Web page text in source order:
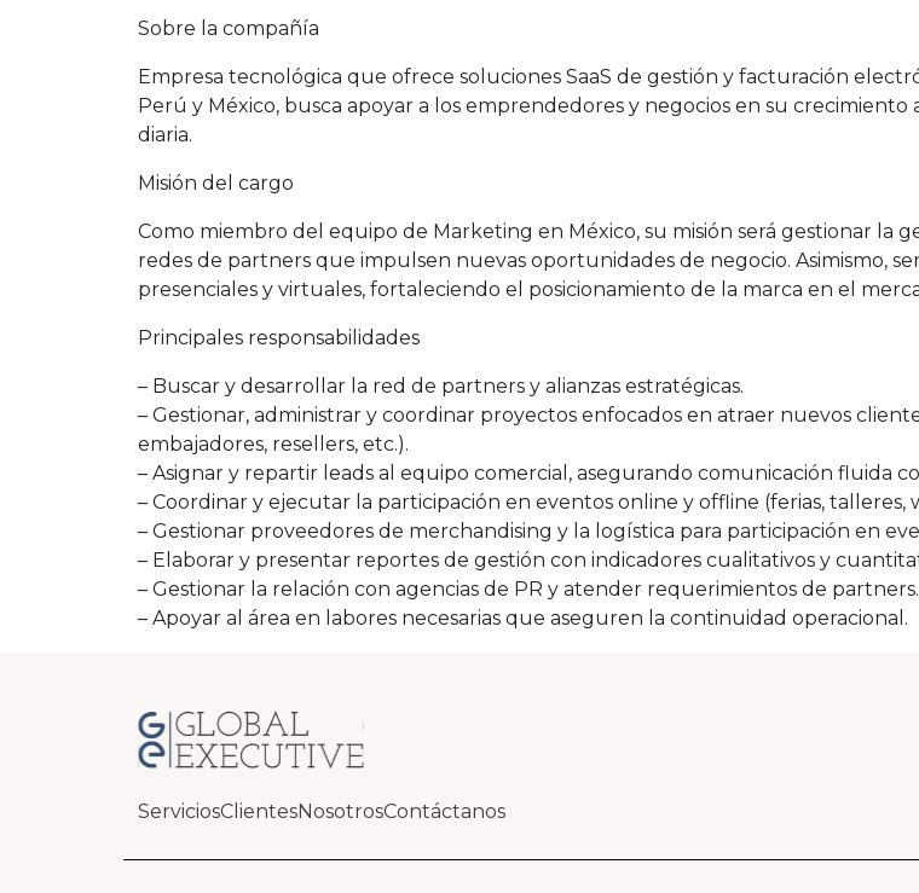
Sobre la compañía
Empresa tecnológica que ofrece soluciones SaaS de gestión y facturación
Perú y México, busca apoyar a los emprendedores y negocios en su
diaria.
Misión del cargo
Como miembro del equipo de Marketing en México, su misión será gestionar la
redes de partners que impulsen nuevas oportunidades de negocio. Asimismo,
presenciales y virtuales, fortaleciendo el posicionamiento de la marca en el
Principales responsabilidades
– Buscar y desarrollar la red de partners y alianzas estratégicas.
– Gestionar, administrar y coordinar proyectos enfocados en atraer nuevos
embajadores, resellers, etc.).
– Asignar y repartir leads al equipo comercial, asegurando comunicación fluida
– Coordinar y ejecutar la participación en eventos online y offline (ferias, talleres,
– Gestionar proveedores de merchandising y la logística para participación en
– Elaborar y presentar reportes de gestión con indicadores cualitativos y
– Gestionar la relación con agencias de PR y atender requerimientos de partners.
– Apoyar al área en labores necesarias que aseguren la continuidad operacional.
ServiciosClientesNosotrosContáctanos